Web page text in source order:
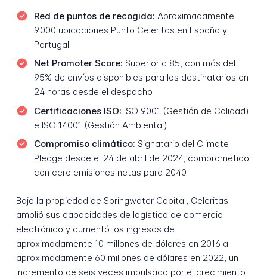
Red de puntos de recogida: Aproximadamente
9.000 ubicaciones Punto Celeritas en España y
Portugal
Net Promoter Score: Superior a 85, con más del
95% de envíos disponibles para los destinatarios en
24 horas desde el despacho
Certificaciones ISO: ISO 9001 (Gestión de Calidad)
e ISO 14001 (Gestión Ambiental)
Compromiso climático: Signatario del Climate
Pledge desde el 24 de abril de 2024, comprometido
con cero emisiones netas para 2040
Bajo la propiedad de Springwater Capital, Celeritas
amplió sus capacidades de logística de comercio
electrónico y aumentó los ingresos de
aproximadamente 10 millones de dólares en 2016 a
aproximadamente 60 millones de dólares en 2022, un
incremento de seis veces impulsado por el crecimiento